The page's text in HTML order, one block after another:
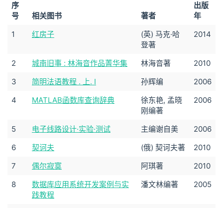
序
号
相关图书 著者
出版
年
1
红房子
(英) 马克·哈
登著
2014
2 城南旧事 : 林海音作品菁华集 林海音著
2010
3
简明法语教程 . 上. Ⅰ 孙辉编
2006
4
MATLAB函数库查询辞典
徐东艳, 孟晓
刚编著
2006
5 电子线路设计·实验·测试 主编谢自美
2006
6
契诃夫 (俄) 契诃夫著
2010
7
偶尔寂寞 阿琪著
2010
8
数据库应用系统开发案例与实
践教程
潘文林编著 2005